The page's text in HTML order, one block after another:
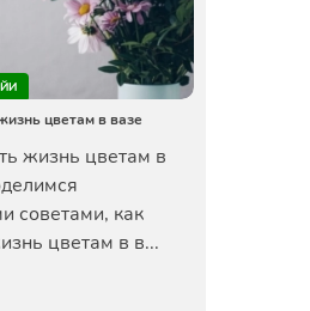
цветам в вазе
жизнь цветам в
советами, как
цветам в в...